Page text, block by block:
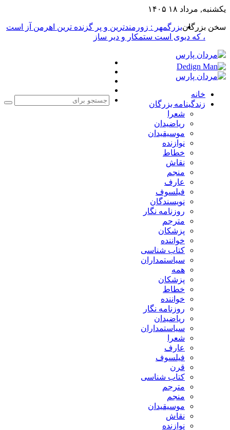
یکشنبه, مرداد ۱۸ ۱۴۰۵
سخن بزرگانبزرگمهر : زورمندترین و پر گزنده ترین اهرمن آز است
، که دیوی است ستمکار و دیر ساز
خانه
زندگینامه بزرگان
شعرا
ریاضیدان
موسیقیدان
نوازنده
خطاط
نقاش
منجم
عارف
فیلسوف
نویسندگان
روزنامه نگار
مترجم
پزشکان
خواننده
کتاب شناسی
سیاستمداران
همه
پزشکان
خطاط
خواننده
روزنامه نگار
ریاضیدان
سیاستمداران
شعرا
عارف
فیلسوف
قرن
کتاب شناسی
مترجم
منجم
موسیقیدان
نقاش
نوازنده